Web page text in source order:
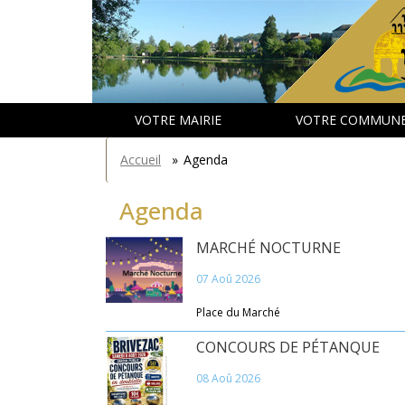
VOTRE MAIRIE VOTRE
You
are
here
Accueil » Agenda
Agenda
MARCHÉ NOCTURNE
07 Aoû 2026
Place du Marché
CONCOURS DE PÉTANQUE
08 Aoû 2026
Panneau de gestion des cookies